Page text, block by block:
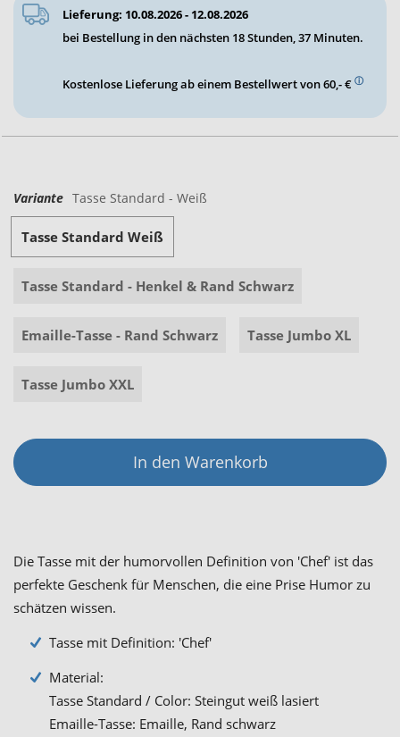
Lieferung: 10.08.2026 - 12.08.2026
bei Bestellung in den nächsten 18 Stunden, 37 Minuten.
Kostenlose Lieferung ab einem Bestellwert von 60,- € ⓘ
Variante Tasse Standard - Weiß
Tasse Standard Weiß
Tasse Standard - Henkel & Rand Schwarz
Emaille-Tasse - Rand Schwarz Tasse Jumbo XL
Tasse Jumbo XXL
In den Warenkorb
Die Tasse mit der humorvollen Definition von 'Chef' ist das
perfekte Geschenk für Menschen, die eine Prise Humor zu
schätzen wissen.
Tasse mit Definition: 'Chef'
Material:
Tasse Standard / Color: Steingut weiß lasiert
Emaille-Tasse: Emaille, Rand schwarz